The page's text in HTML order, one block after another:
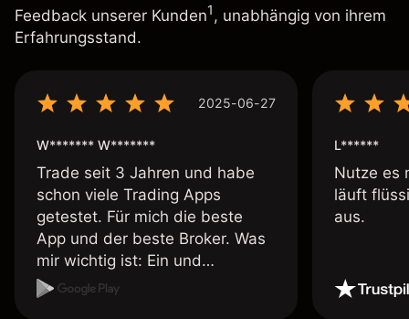
Feedback unserer Kunden1, unabhängig von ihrem
Erfahrungsstand.
2025-06-27
W******* W*******
Trade seit 3 Jahren und habe
schon viele Trading Apps
getestet. Für mich die beste
App und der beste Broker. Was
mir wichtig ist: Ein und
Auszahlungen per Kreditkarte
L******
Nutze es
läuft
aus.